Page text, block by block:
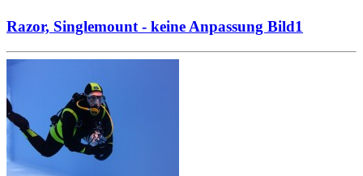
Razor, Singlemount - keine Anpassung Bild1